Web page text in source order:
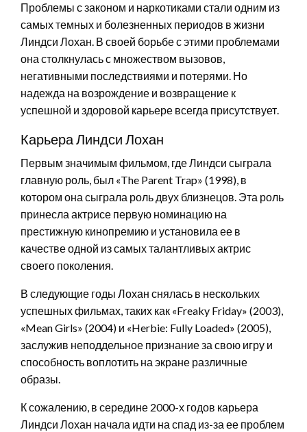
Проблемы с законом и наркотиками стали одним из
самых темных и болезненных периодов в жизни
Линдси Лохан. В своей борьбе с этими проблемами
она столкнулась с множеством вызовов,
негативными последствиями и потерями. Но
надежда на возрождение и возвращение к
успешной и здоровой карьере всегда присутствует.
Карьера Линдси Лохан
Первым значимым фильмом, где Линдси сыграла
главную роль, был «The Parent Trap» (1998), в
котором она сыграла роль двух близнецов. Эта роль
принесла актрисе первую номинацию на
престижную кинопремию и установила ее в
качестве одной из самых талантливых актрис
своего поколения.
В следующие годы Лохан снялась в нескольких
успешных фильмах, таких как «Freaky Friday» (2003),
«Mean Girls» (2004) и «Herbie: Fully Loaded» (2005),
заслужив неподдельное признание за свою игру и
способность воплотить на экране различные
образы.
К сожалению, в середине 2000-х годов карьера
Линдси Лохан начала идти на спад из-за ее проблем